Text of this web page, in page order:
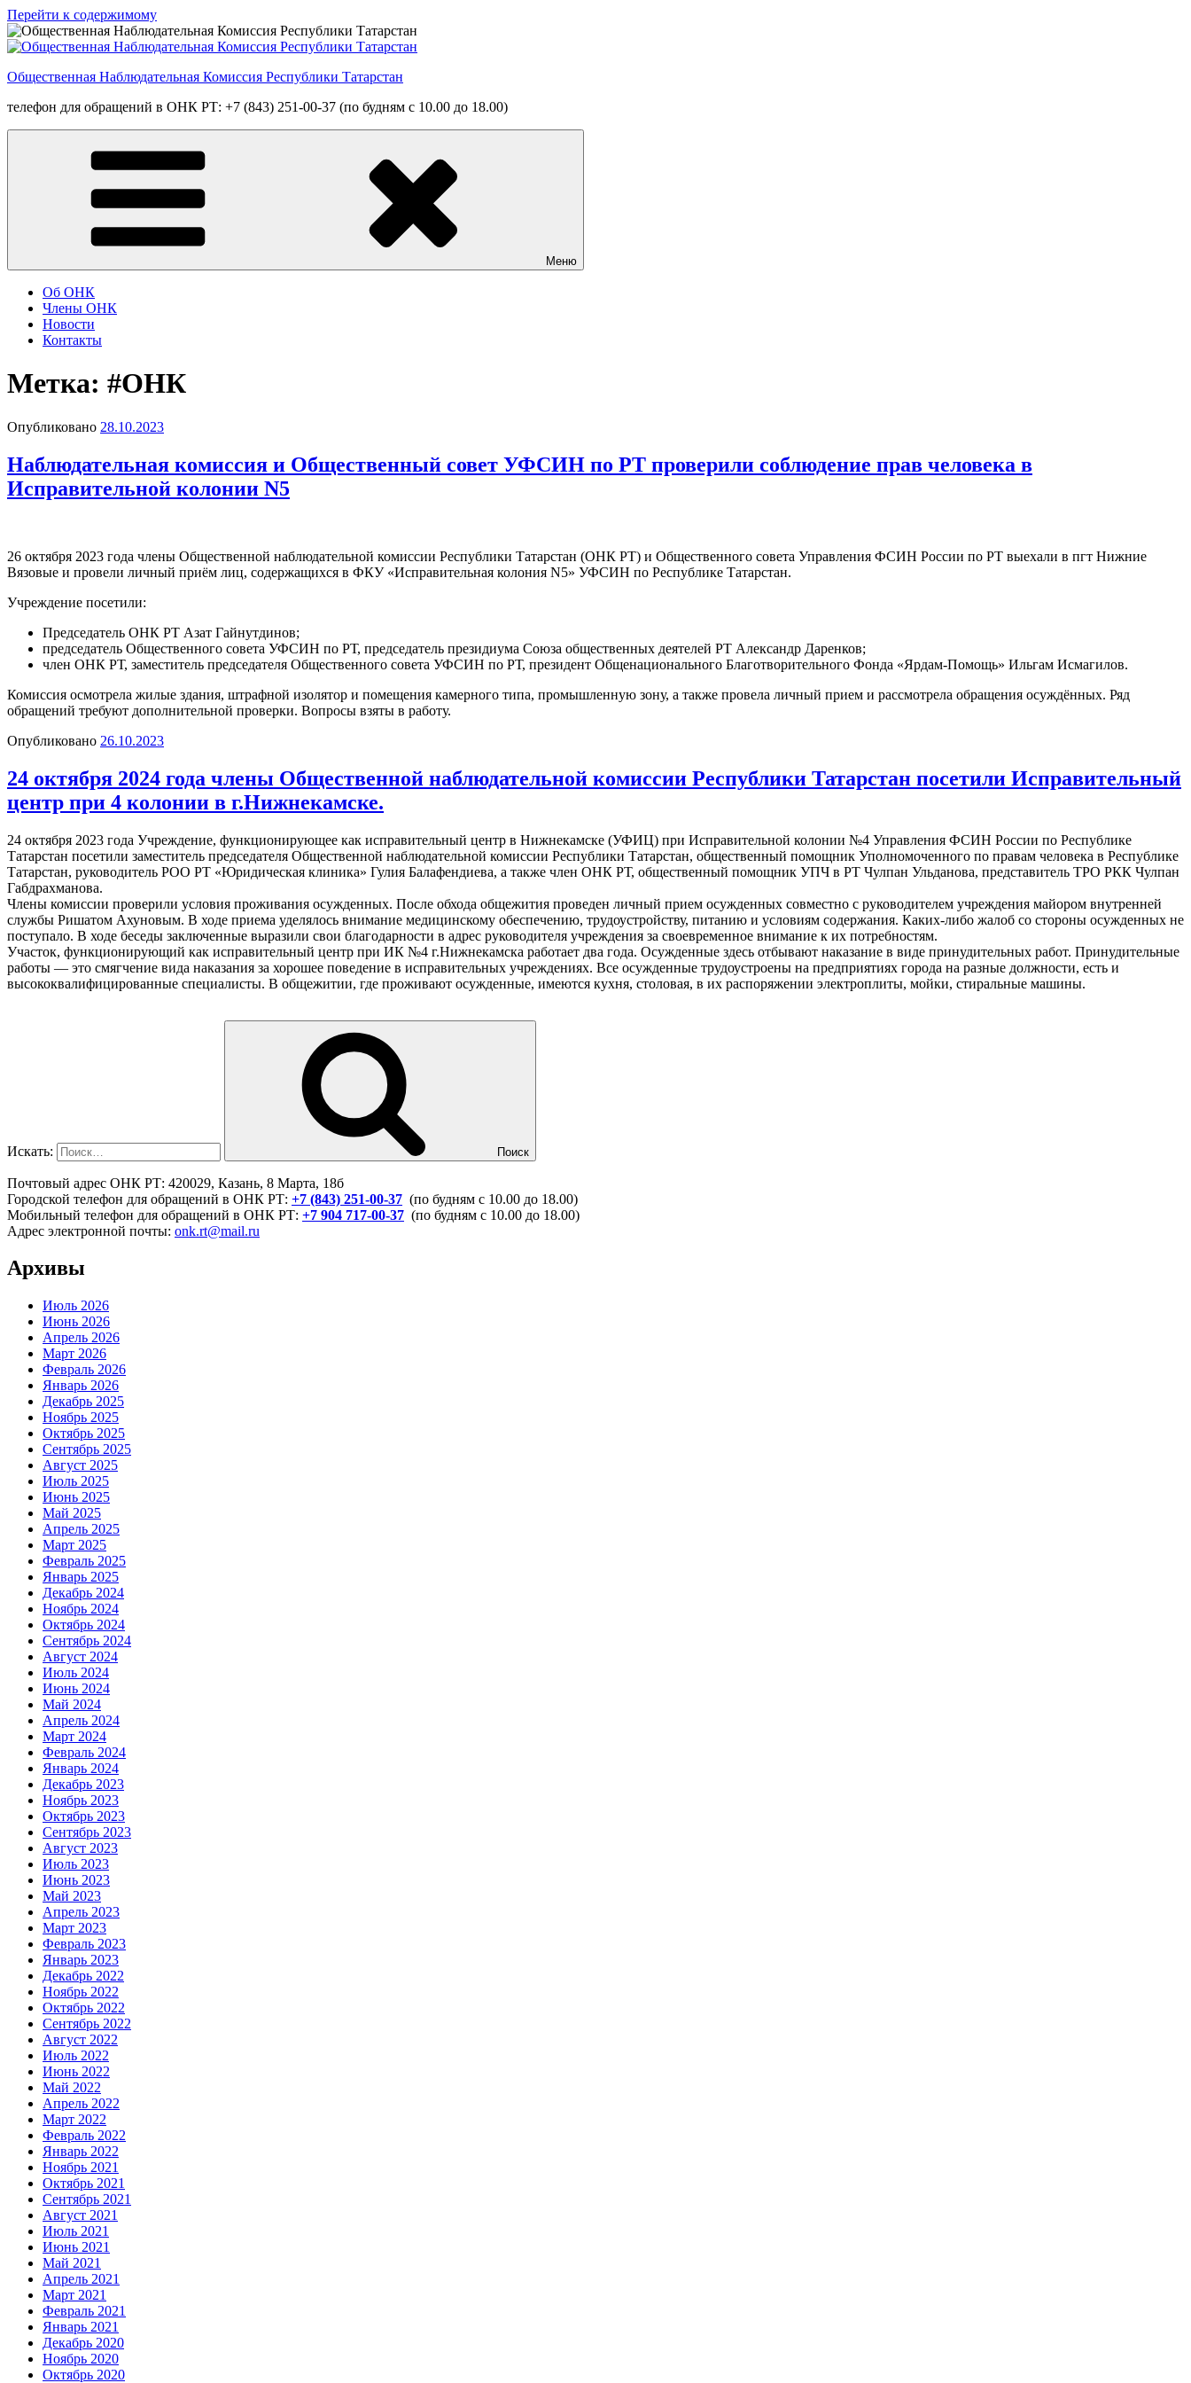
Перейти к содержимому
Общественная Наблюдательная Комиссия Республики Татарстан
телефон для обращений в ОНК РТ: +7 (843) 251-00-37 (по будням с 10.00 до 18.00)
Меню
Об ОНК
Члены ОНК
Новости
Контакты
Метка: #ОНК
Опубликовано 28.10.2023
Наблюдательная комиссия и Общественный совет УФСИН по РТ проверили соблюдение прав человека в
Исправительной колонии N5
26 октября 2023 года члены Общественной наблюдательной комиссии Республики Татарстан (ОНК РТ) и Общественного совета Управления ФСИН России по РТ выехали в пгт Нижние
Вязовые и провели личный приём лиц, содержащихся в ФКУ «Исправительная колония N5» УФСИН по Республике Татарстан.
Учреждение посетили:
Председатель ОНК РТ Азат Гайнутдинов;
председатель Общественного совета УФСИН по РТ, председатель президиума Союза общественных деятелей РТ Александр Даренков;
член ОНК РТ, заместитель председателя Общественного совета УФСИН по РТ, президент Общенационального Благотворительного Фонда «Ярдам-Помощь» Ильгам Исмагилов.
Комиссия осмотрела жилые здания, штрафной изолятор и помещения камерного типа, промышленную зону, а также провела личный прием и рассмотрела обращения осуждённых. Ряд
обращений требуют дополнительной проверки. Вопросы взяты в работу.
Опубликовано 26.10.2023
24 октября 2024 года члены Общественной наблюдательной комиссии Республики Татарстан посетили Исправительный
центр при 4 колонии в г.Нижнекамске.
24 октября 2023 года Учреждение, функционирующее как исправительный центр в Нижнекамске (УФИЦ) при Исправительной колонии №4 Управления ФСИН России по Республике
Татарстан посетили заместитель председателя Общественной наблюдательной комиссии Республики Татарстан, общественный помощник Уполномоченного по правам человека в Республике
Татарстан, руководитель РОО РТ «Юридическая клиника» Гулия Балафендиева, а также член ОНК РТ, общественный помощник УПЧ в РТ Чулпан Ульданова, представитель ТРО РКК Чулпан
Габдрахманова.
Члены комиссии проверили условия проживания осужденных. После обхода общежития проведен личный прием осужденных совместно с руководителем учреждения майором внутренней
службы Ришатом Ахуновым. В ходе приема уделялось внимание медицинскому обеспечению, трудоустройству, питанию и условиям содержания. Каких-либо жалоб со стороны осужденных не
поступало. В ходе беседы заключенные выразили свои благодарности в адрес руководителя учреждения за своевременное внимание к их потребностям.
Участок, функционирующий как исправительный центр при ИК №4 г.Нижнекамска работает два года. Осужденные здесь отбывают наказание в виде принудительных работ. Принудительные
работы — это смягчение вида наказания за хорошее поведение в исправительных учреждениях. Все осужденные трудоустроены на предприятиях города на разные должности, есть и
высококвалифицированные специалисты. В общежитии, где проживают осужденные, имеются кухня, столовая, в их распоряжении электроплиты, мойки, стиральные машины.
Искать: Поиск
Почтовый адрес ОНК РТ: 420029, Казань, 8 Марта, 18б
Городской телефон для обращений в ОНК РТ: +7 (843) 251-00-37 (по будням с 10.00 до 18.00)
Мобильный телефон для обращений в ОНК РТ: +7 904 717-00-37 (по будням с 10.00 до 18.00)
Адрес электронной почты: onk.rt@mail.ru
Архивы
Июль 2026
Июнь 2026
Апрель 2026
Март 2026
Февраль 2026
Январь 2026
Декабрь 2025
Ноябрь 2025
Октябрь 2025
Сентябрь 2025
Август 2025
Июль 2025
Июнь 2025
Май 2025
Апрель 2025
Март 2025
Февраль 2025
Январь 2025
Декабрь 2024
Ноябрь 2024
Октябрь 2024
Сентябрь 2024
Август 2024
Июль 2024
Июнь 2024
Май 2024
Апрель 2024
Март 2024
Февраль 2024
Январь 2024
Декабрь 2023
Ноябрь 2023
Октябрь 2023
Сентябрь 2023
Август 2023
Июль 2023
Июнь 2023
Май 2023
Апрель 2023
Март 2023
Февраль 2023
Январь 2023
Декабрь 2022
Ноябрь 2022
Октябрь 2022
Сентябрь 2022
Август 2022
Июль 2022
Июнь 2022
Май 2022
Апрель 2022
Март 2022
Февраль 2022
Январь 2022
Ноябрь 2021
Октябрь 2021
Сентябрь 2021
Август 2021
Июль 2021
Июнь 2021
Май 2021
Апрель 2021
Март 2021
Февраль 2021
Январь 2021
Декабрь 2020
Ноябрь 2020
Октябрь 2020